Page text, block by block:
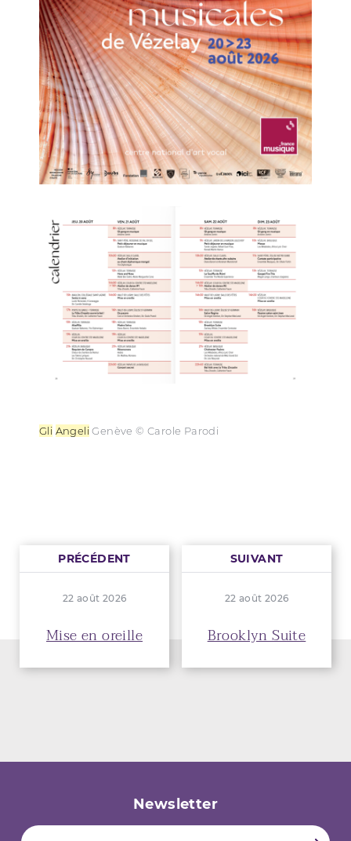
Gli AngeliGenève © Carole Parodi
PRÉCÉDENT
22 août 2026
Mise en oreille
SUIVANT
22 août 2026
Brooklyn Suite
Newsletter